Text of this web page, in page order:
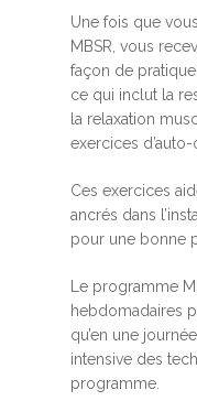
Une fois que
MBSR, vous
façon de
ce qui inclut la
la relaxation
exercices d’auto-
Ces exercices
ancrés dans
pour une bonne
Le programme
hebdomadaires
qu’en une
intensive des
programme.